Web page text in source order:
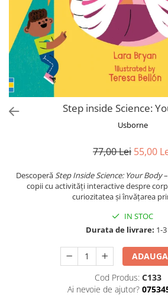
colorat cu apă
Puzzle
Seturi carti Usborne
Step inside Science:
Usborne
77,00 Lei 55,00
DescoperăStep Inside Science: Your Body–
copii cu activități interactive despre
curiozitatea și învățarea
IN STOC
Durata de livrare: 1-
Cod Produs: C133
Ai nevoie de ajutor?